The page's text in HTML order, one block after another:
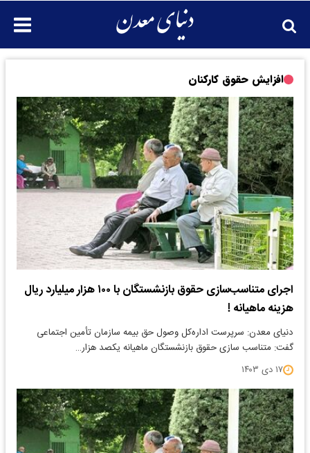
افزایش حقوق کارکنان
اجرای متناسب‌سازی حقوق بازنشستگان با ۱۰۰ هزار میلیارد ریال
هزینه ماهیانه !
دنیای معدن: سرپرست اداره‌کل وصول حق بیمه سازمان تأمین اجتماعی
گفت: متناسب سازی حقوق بازنشستگان ماهیانه یکصد هزار…
۱۷ دی ۱۴۰۳